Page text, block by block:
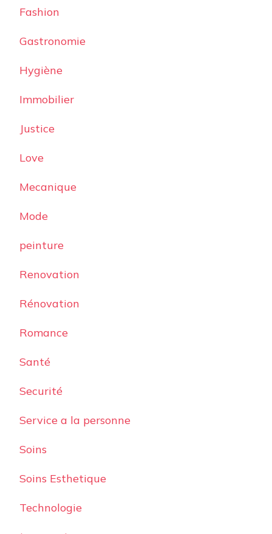
Fashion
Gastronomie
Hygiène
Immobilier
Justice
Love
Mecanique
Mode
peinture
Renovation
Rénovation
Romance
Santé
Securité
Service a la personne
Soins
Soins Esthetique
Technologie